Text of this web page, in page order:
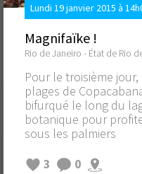
Lundi 19 janvier 2015 à
Magnifaïke !
Rio de Janeiro - État de Rio
Pour le troisième
plages de
bifurqué le long du
botanique pour
sous les palmiers
3
0